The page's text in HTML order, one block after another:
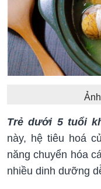
Trẻ dưới 5 tuổi
này, hệ tiêu hoá
năng chuyển hóa
nhiều dinh dưỡng